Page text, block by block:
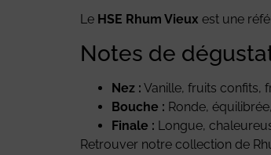
Le HSE Rhum Vieux est une
Notes de
Nez : Vanille, fruits confits,
Bouche : Ronde,
Finale : Longue,
Retrouver notre collection de